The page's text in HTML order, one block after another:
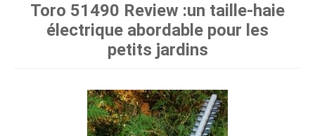
Toro 51490 Review :un taille-haie
électrique abordable pour les
petits jardins